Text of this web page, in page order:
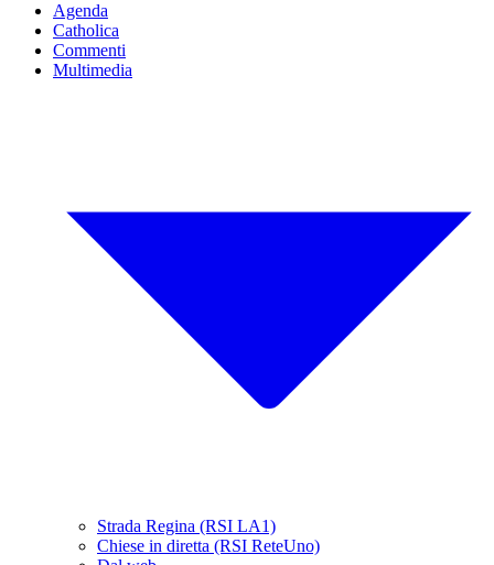
Agenda
Catholica
Commenti
Multimedia
Strada Regina (RSI LA1)
Chiese in diretta (RSI ReteUno)